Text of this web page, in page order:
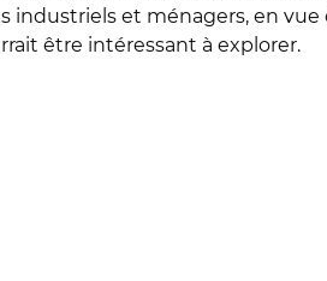
et ménagers, en vue
être intéressant à explorer.